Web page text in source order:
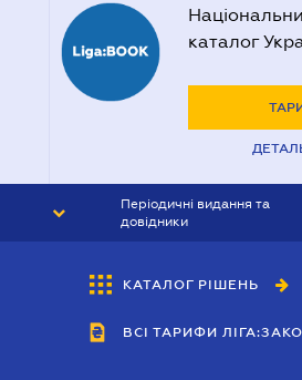
каталог
Періодичні видання та
довідники
БУХГАЛТЕР&ЗАКОН
ВІСНИК МСФЗ
КАТАЛОГ РІШЕНЬ
ВСІ ТАРИФИ